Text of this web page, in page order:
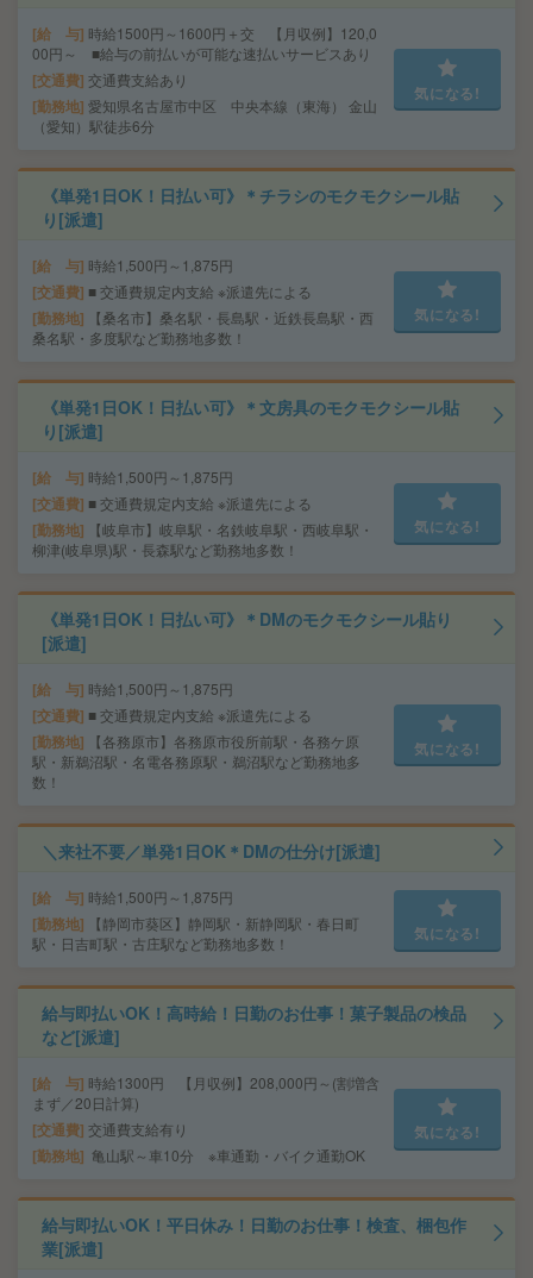
給 与 時給1500円～1600円＋交 【月収例】120,0
00円～ ■給与の前払いが可能な速払いサービスあり
交通費 交通費支給あり
勤務地 愛知県名古屋市中区 中央本線（東海） 金山
（愛知）駅徒歩6分
気になる!
《単発1日OK！日払い可》＊チラシのモクモクシール貼
り[派遣]
給 与 時給1,500円～1,875円
交通費 ■ 交通費規定内支給 ※派遣先による
勤務地
【桑名市】桑名駅・長島駅・近鉄長島駅・西
桑名駅・多度駅など勤務地多数！
気になる!
《単発1日OK！日払い可》＊文房具のモクモクシール貼
り[派遣]
給 与 時給1,500円～1,875円
交通費 ■ 交通費規定内支給 ※派遣先による
勤務地
【岐阜市】岐阜駅・名鉄岐阜駅・西岐阜駅・
柳津(岐阜県)駅・長森駅など勤務地多数！
気になる!
《単発1日OK！日払い可》＊DMのモクモクシール貼り
[派遣]
給 与 時給1,500円～1,875円
交通費 ■ 交通費規定内支給 ※派遣先による
勤務地
【各務原市】各務原市役所前駅・各務ケ原
駅・新鵜沼駅・名電各務原駅・鵜沼駅など勤務地多
数！
気になる!
＼来社不要／単発1日OK＊DMの仕分け[派遣]
給 与 時給1,500円～1,875円
勤務地
【静岡市葵区】静岡駅・新静岡駅・春日町
駅・日吉町駅・古庄駅など勤務地多数！
気になる!
給与即払いOK！高時給！日勤のお仕事！菓子製品の検品
など[派遣]
給 与 時給1300円 【月収例】208,000円～(割増含
まず／20日計算)
交通費 交通費支給有り
勤務地 亀山駅～車10分 ※車通勤・バイク通勤OK
気になる!
給与即払いOK！平日休み！日勤のお仕事！検査、梱包作
業[派遣]